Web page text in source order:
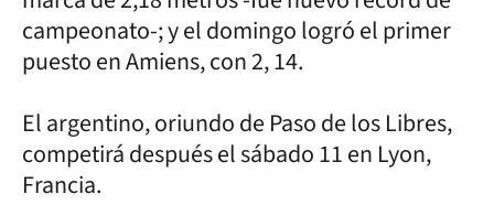
campeonato-; y el domingo logró el primer
puesto en Amiens, con 2, 14.
El argentino, oriundo de Paso de los Libres,
competirá después el sábado 11 en Lyon,
Francia.